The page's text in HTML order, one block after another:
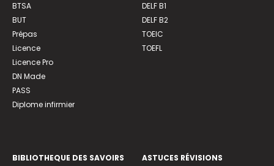
BTSA
BUT
Prépas
Licence
Licence Pro
DN Made
PASS
Diplome infirmier
DELF B1
DELF B2
TOEIC
TOEFL
BIBLIOTHEQUE DES SAVOIRS
ASTUCES RÉVISIONS